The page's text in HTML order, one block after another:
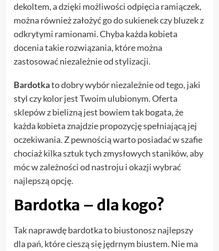
dekoltem, a dzięki możliwości odpięcia ramiączek,
można również założyć go do sukienek czy bluzek z
odkrytymi ramionami. Chyba każda kobieta
docenia takie rozwiązania, które można
zastosować niezależnie od stylizacji.
Bardotkato dobry wybór niezależnie od tego, jaki
styl czy kolor jest Twoim ulubionym. Oferta
sklepów z bielizną jest bowiem tak bogata, że
każda kobieta znajdzie propozycję spełniającą jej
oczekiwania. Z pewnością warto posiadać w szafie
chociaż kilka sztuk tych zmysłowych staników, aby
móc w zależności od nastroju i okazji wybrać
najlepszą opcję.
Bardotka – dla kogo?
Tak naprawdę bardotka to biustonosz najlepszy
dla pań, które cieszą się jędrnym biustem. Nie ma